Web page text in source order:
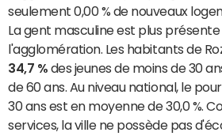
seulement 0,00 % de nouveaux
La gent masculine est plus présente
l'agglomération. Les habitants de
34,7 % des jeunes de moins de 30
de 60 ans. Au niveau national, le
30 ans est en moyenne de 30,0 %.
services, la ville ne possède pas